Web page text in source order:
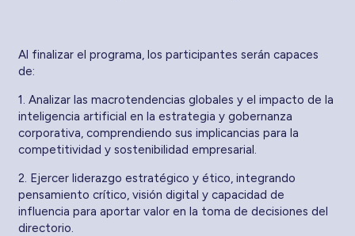
Al finalizar el programa, los participantes serán capaces
de:
1. Analizar las macrotendencias globales y el impacto de la
inteligencia artificial en la estrategia y gobernanza
corporativa, comprendiendo sus implicancias para la
competitividad y sostenibilidad empresarial.
2. Ejercer liderazgo estratégico y ético, integrando
pensamiento crítico, visión digital y capacidad de
influencia para aportar valor en la toma de decisiones del
directorio.